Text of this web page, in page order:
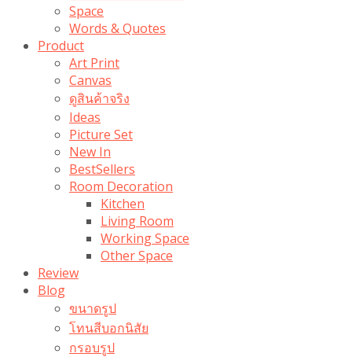
Space
Words & Quotes
Product
Art Print
Canvas
ดูสินค้าจริง
Ideas
Picture Set
New In
BestSellers
Room Decoration
Kitchen
Living Room
Working Space
Other Space
Review
Blog
ขนาดรูป
โทนสีบอกนิสัย
กรอบรูป